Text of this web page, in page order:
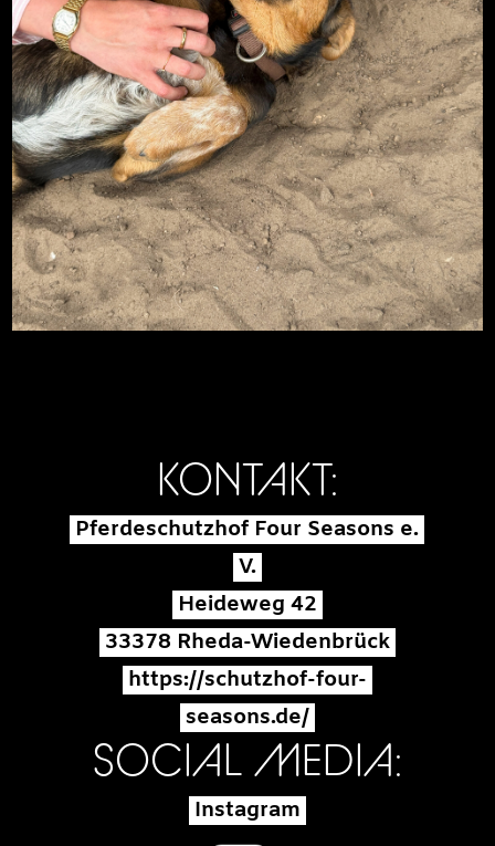
KONTAKT:
Pferdeschutzhof Four Seasons e.
V.
Heideweg 42
33378 Rheda-Wiedenbrück
https://schutzhof-four-
seasons.de/
SOCIAL MEDIA:
Instagram